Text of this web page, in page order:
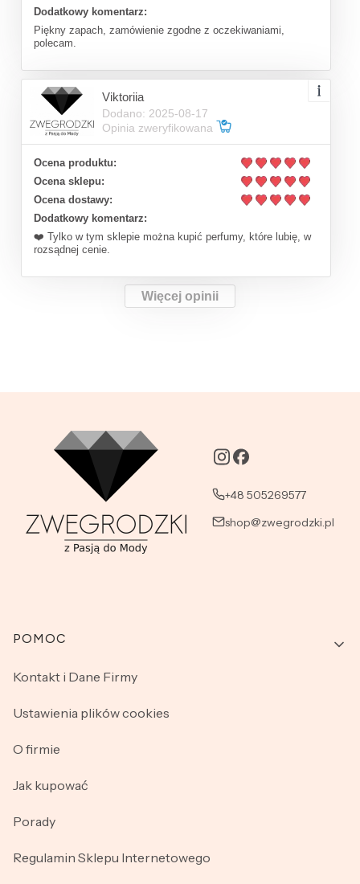
Dodatkowy komentarz:
Piękny zapach, zamówienie zgodne z oczekiwaniami,
polecam.
Viktoriia
Dodano: 2025-08-17
Opinia zweryfikowana
Ocena produktu:
Ocena sklepu:
Ocena dostawy:
Dodatkowy komentarz:
❤️ Tylko w tym sklepie można kupić perfumy, które lubię, w
rozsądnej cenie.
Więcej opinii
+48 505269577
shop@zwegrodzki.pl
Linki w stopce
POMOC
Kontakt i Dane Firmy
Ustawienia plików cookies
O firmie
Jak kupować
Porady
Regulamin Sklepu Internetowego